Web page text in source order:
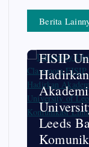
Berita
Global
FISIP
Hadirkan
Leeds